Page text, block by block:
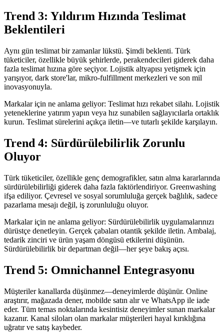
Trend 3: Yıldırım Hızında Teslimat
Beklentileri
Aynı gün teslimat bir zamanlar lükstü. Şimdi beklenti. Türk
tüketiciler, özellikle büyük şehirlerde, perakendecileri giderek daha
fazla teslimat hızına göre seçiyor. Lojistik altyapısı yetişmek için
yarışıyor, dark store'lar, mikro-fulfillment merkezleri ve son mil
inovasyonuyla.
Markalar için ne anlama geliyor: Teslimat hızı rekabet silahı. Lojistik
yeteneklerine yatırım yapın veya hız sunabilen sağlayıcılarla ortaklık
kurun. Teslimat sürelerini açıkça iletin—ve tutarlı şekilde karşılayın.
Trend 4: Sürdürülebilirlik Zorunlu
Oluyor
Türk tüketiciler, özellikle genç demografikler, satın alma kararlarında
sürdürülebilirliği giderek daha fazla faktörlendiriyor. Greenwashing
ifşa ediliyor. Çevresel ve sosyal sorumluluğa gerçek bağlılık, sadece
pazarlama mesajı değil, iş zorunluluğu oluyor.
Markalar için ne anlama geliyor: Sürdürülebilirlik uygulamalarınızı
dürüstçe denetleyin. Gerçek çabaları otantik şekilde iletin. Ambalaj,
tedarik zinciri ve ürün yaşam döngüsü etkilerini düşünün.
Sürdürülebilirlik bir departman değil—her şeye bakış açısı.
Trend 5: Omnichannel Entegrasyonu
Müşteriler kanallarda düşünmez—deneyimlerde düşünür. Online
araştırır, mağazada dener, mobilde satın alır ve WhatsApp ile iade
eder. Tüm temas noktalarında kesintisiz deneyimler sunan markalar
kazanır. Kanal siloları olan markalar müşterileri hayal kırıklığına
uğratır ve satış kaybeder.